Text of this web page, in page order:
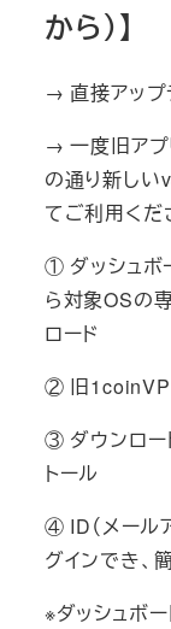
から）】
→ 直接アップ
→ 一度旧アプ
の通り新しい
てご利用くだ
① ダッシュボ
ら対象OSの
ロード
② 旧
③ ダウンロー
トール
④ ID（メール
グインでき、
※ダッシュボ